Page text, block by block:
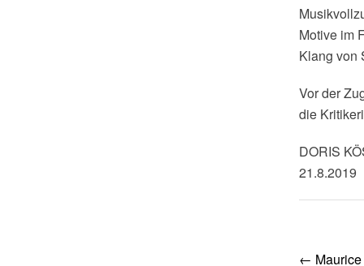
Motive im
Klang von
Vor der
die
DORIS
21.8.2019
←